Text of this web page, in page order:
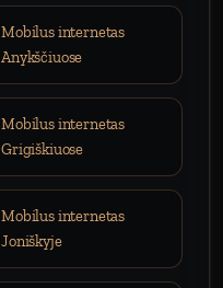
Mobilus internetas
Anykščiuose
Mobilus internetas
Grigiškiuose
Mobilus internetas
Joniškyje